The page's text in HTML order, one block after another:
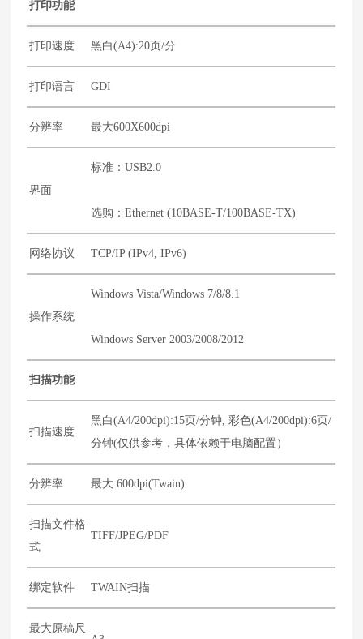
打印功能
打印速度 黑白(A4):20页/分
打印语言 GDI
分辨率 最大600X600dpi
界面
标准：USB2.0
选购：Ethernet (10BASE-T/100BASE-TX)
网络协议 TCP/IP (IPv4, IPv6)
操作系统
Windows Vista/Windows 7/8/8.1
Windows Server 2003/2008/2012
扫描功能
扫描速度
黑白(A4/200dpi):15页/分钟, 彩色(A4/200dpi):6页/
分钟(仅供参考，具体依赖于电脑配置）
分辨率 最大:600dpi(Twain)
扫描文件格
式
TIFF/JPEG/PDF
绑定软件 TWAIN扫描
最大原稿尺